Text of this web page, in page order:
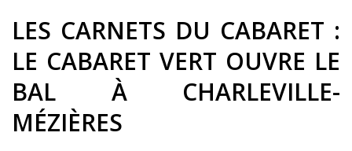
LES CARNETS DU CABARET :
LE CABARET VERT OUVRE LE
BAL À CHARLEVILLE-
MÉZIÈRES